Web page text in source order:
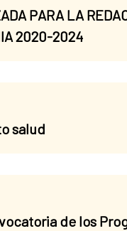
PARA LA
2020-2024
salud
de los